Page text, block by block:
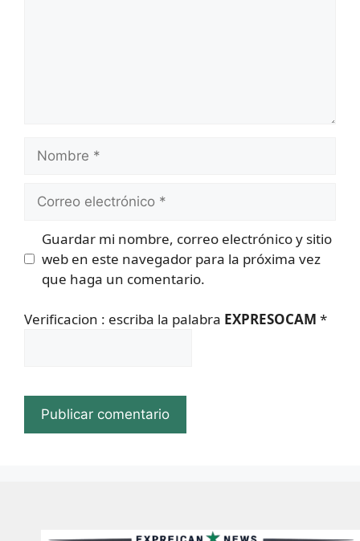
electrónico
Guardar mi nombre, correo electrónico y sitio
web en este navegador para la próxima vez
que haga un comentario.
Verificacion : escriba la palabra EXPRESOCAM *